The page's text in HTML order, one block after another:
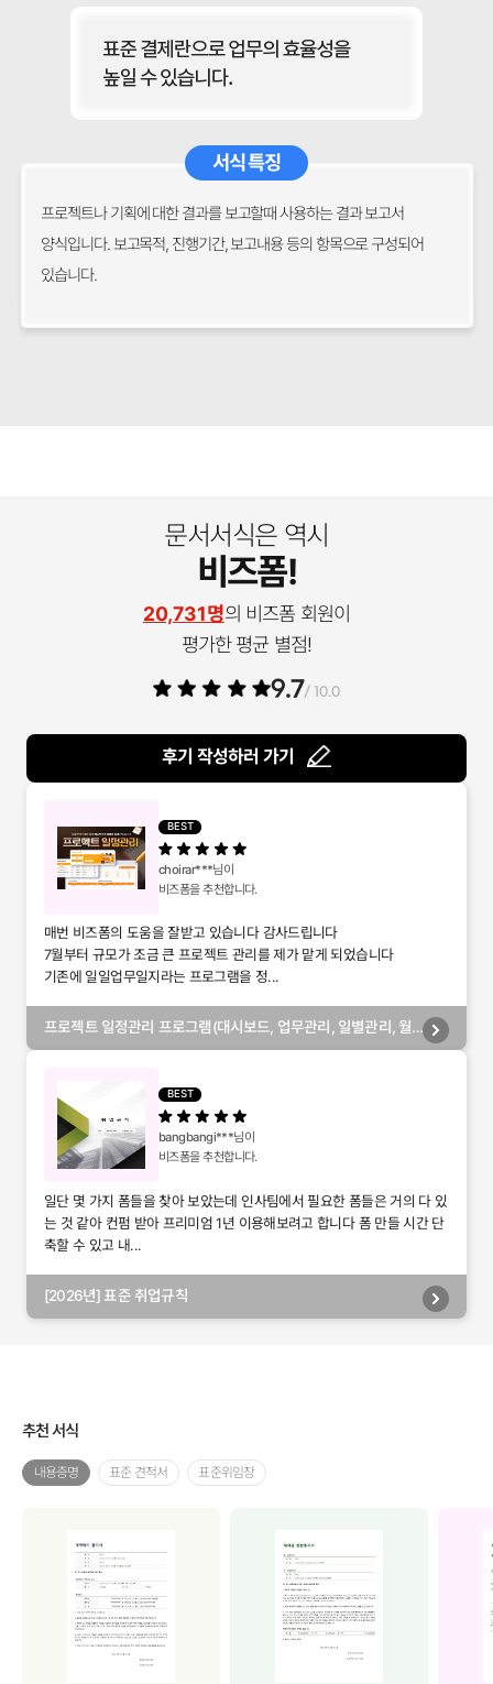
서식 특징
프로젝트나 기획에 대한 결과를 보고할때 사용하는 결과 보고서
양식입니다. 보고목적, 진행기간, 보고내용 등의 항목으로 구성되어
있습니다.
문서서식은 역시
비즈폼!
20,731명의 비즈폼 회원이
평가한 평균 별점!
9.7/ 10.0
후기 작성하러 가기
BEST
choirar***님이
비즈폼을 추천합니다.
매번 비즈폼의 도움을 잘받고 있습니다 감사드립니다
7월부터 규모가 조금 큰 프로젝트 관리를 제가 맡게 되었습니다
기존에 일일업무일지라는 프로그램을 정...
프로젝트 일정관리 프로그램(대시보드, 업무관리, 일별관리, 월
BEST
bangbangi***님이
비즈폼을 추천합니다.
일단 몇 가지 폼들을 찾아 보았는데 인사팀에서 필요한 폼들은 거의 다 있
는 것 같아 컨펌 받아 프리미엄 1년 이용해보려고 합니다 폼 만들 시간 단
축할 수 있고 내...
[2026년] 표준 취업규칙
추천 서식
내용증명 표준 견적서 표준위임장